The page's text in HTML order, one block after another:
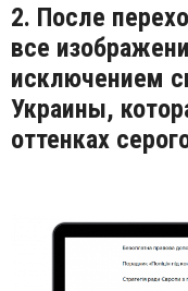
2. После
все
исключением
Украины,
оттенках